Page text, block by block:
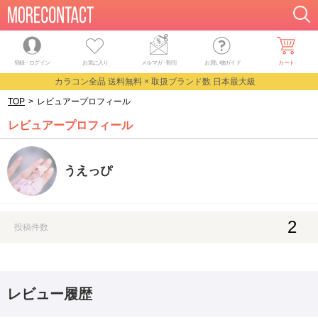
登録・ログイン お気に入り メルマガ・割引 お買い物ガイド カート
カラコン全品 送料無料 × 取扱ブランド数 日本最大級
TOP > レビュアープロフィール
レビュアープロフィール
うえっぴ
投稿件数 2
レビュー履歴